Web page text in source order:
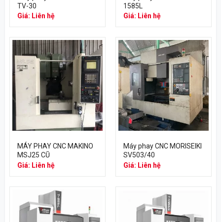
TV-30
Giá: Liên hệ
1585L
Giá: Liên hệ
MÁY PHAY CNC MAKINO
MSJ25 CŨ
Giá: Liên hệ
Máy phay CNC MORISEIKI
SV503/40
Giá: Liên hệ